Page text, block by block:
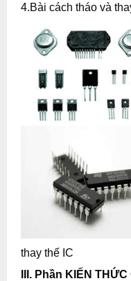
4.Bài cách tháo và
thay thế IC
III. Phần KIẾN